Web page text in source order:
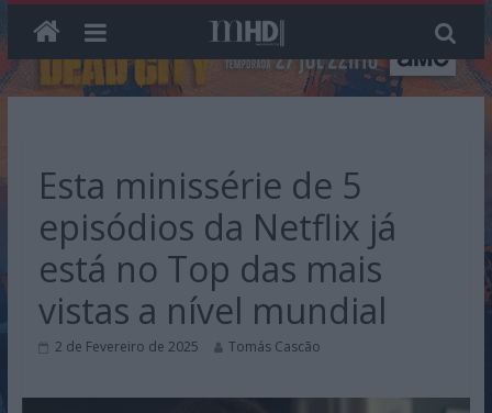
Esta minissérie de 5
episódios da Netflix já
está no Top das mais
vistas a nível mundial
2 de Fevereiro de 2025 Tomás Cascão